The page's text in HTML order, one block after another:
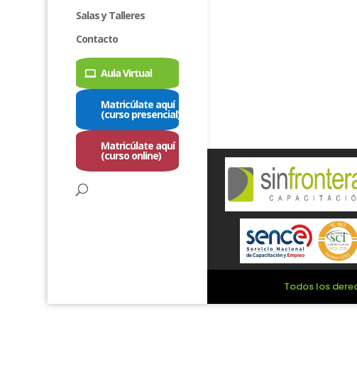
Salas y Talleres
Contacto
Aula Virtual
Matricúlate aquí
(curso presencial)
Matricúlate aquí
(curso online)
Todos los